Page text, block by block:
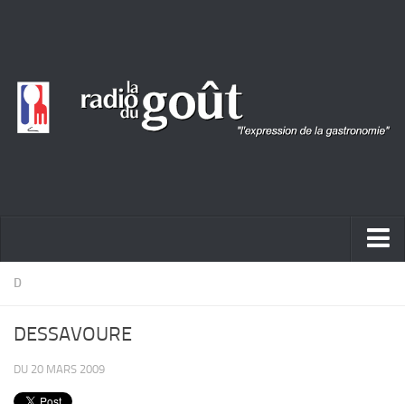
ACTUALITÉ
D
DESSAVOURE
DU 20 MARS 2009